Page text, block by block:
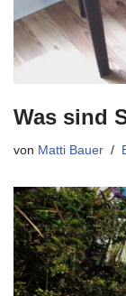
Was sind
von Matti Bauer